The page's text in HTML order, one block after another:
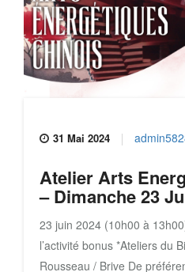
31 Mai 2024
Atelier Arts
– Dimanche 23
23 juin 2024 (10h00 à
l’activité bonus *Ateliers du
Rousseau / Brive De